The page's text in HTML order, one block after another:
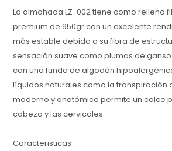
La almohada LZ-002 tiene como relleno
premium de 950gr con un excelente
más estable debido a su fibra de
sensación suave como plumas de
con una funda de algodón
líquidos naturales como la transpiración
moderno y anatómico permite un calce
cabeza y las cervicales.
Caracteristicas :